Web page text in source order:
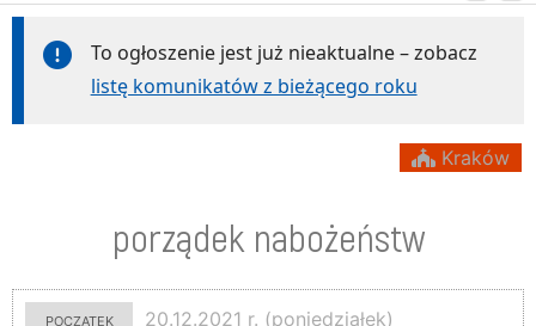
To ogłoszenie jest już nieaktualne – zobacz
listę komunikatów z bieżącego roku
Kraków
porządek nabożeństw
początek
20.12.2021 r. (poniedziałek)